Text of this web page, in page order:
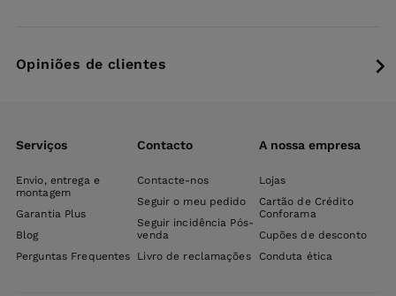
Opiniões de clientes
Serviços
Envio, entrega e
montagem
Garantia Plus
Blog
Perguntas Frequentes
Contacto
Contacte-nos
Seguir o meu pedido
Seguir incidência Pós-
venda
Livro de reclamações
A nossa empresa
Lojas
Cartão de Crédito
Conforama
Cupões de desconto
Conduta ética